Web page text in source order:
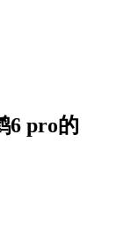
6 pro的